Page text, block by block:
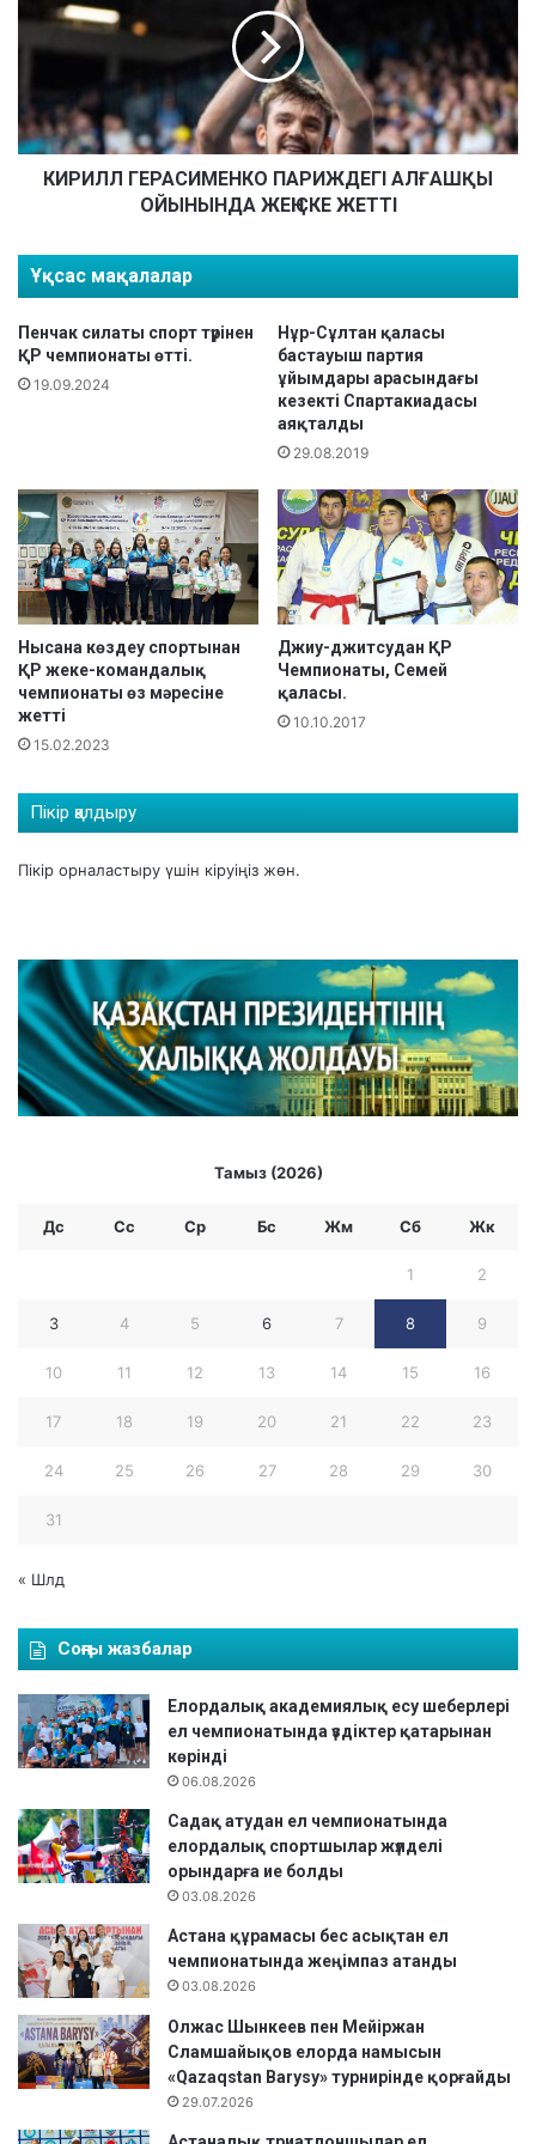
С
Ң
А
Ы
Ұ
Т
А
Н
И
Е
Р
М
Н
К
О
П
Д
Е
Г
І
А
Л
Ғ
А
Ш
Ы
Ы
Ы
А
Ж
Ң
І
С
К
КИРИЛЛ ГЕРАСИМЕНКО ПАРИЖДЕГІ АЛҒАШҚЫ
ОЙЫНЫНДА ЖЕҢІСКЕ ЖЕТТІ
Ұқсас мақалалар
Пенчак силаты спорт түрінен
ҚР чемпионаты өтті.
19.09.2024
Нұр-Сұлтан қаласы
бастауыш партия
ұйымдары арасындағы
кезекті Спартакиадасы
аяқталды
29.08.2019
Нысана көздеу спортынан
ҚР жеке-командалық
чемпионаты өз мәресіне
жетті
15.02.2023
Джиу-джитсудан ҚР
Чемпионаты, Семей
қаласы.
10.10.2017
Пікір қалдыру
Пікір орналастыру үшін кіруіңіз жөн.
Тамыз (2026)
Дс Сс Ср Бc Жм Сб Жк
1 2
3 4 5 6 7 8 9
10 11 12 13 14 15 16
17 18 19 20 21 22 23
24 25 26 27 28 29 30
31
« Шлд
Соңғы жазбалар
Елордалық академиялық есу шеберлері
ел чемпионатында үздіктер қатарынан
көрінді
06.08.2026
Садақ атудан ел чемпионатында
елордалық спортшылар жүлделі
орындарға ие болды
03.08.2026
Астана құрамасы бес асықтан ел
чемпионатында жеңімпаз атанды
03.08.2026
Олжас Шынкеев пен Мейіржан
Сламшайықов елорда намысын
«Qazaqstan Barysy» турнирінде қорғайды
29.07.2026